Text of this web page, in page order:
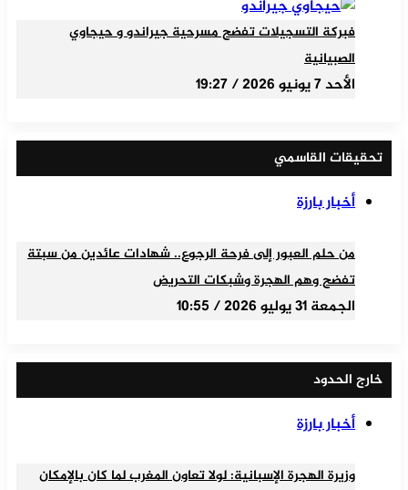
فبركة التسجيلات تفضح مسرحية جيراندو و حيجاوي
الصبيانية
الأحد 7 يونيو 2026 / 19:27
تحقيقات القاسمي
أخبار بارزة
من حلم العبور إلى فرحة الرجوع.. شهادات عائدين من سبتة
تفضح وهم الهجرة وشبكات التحريض
الجمعة 31 يوليو 2026 / 10:55
خارج الحدود
أخبار بارزة
وزيرة الهجرة الإسبانية: لولا تعاون المغرب لما كان بالإمكان